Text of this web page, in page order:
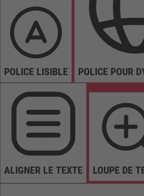
POLICE LISIBLE POLICE POUR
ALIGNER LE TEXTE LOUPE DE